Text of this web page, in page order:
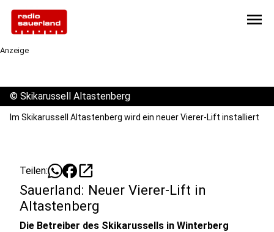
menu
Anzeige
© Skikarussell Altastenberg
Im Skikarussell Altastenberg wird ein neuer Vierer-Lift installiert
Teilen: open_in_new
Sauerland: Neuer Vierer-Lift in
Altastenberg
Die Betreiber des Skikarussells in Winterberg